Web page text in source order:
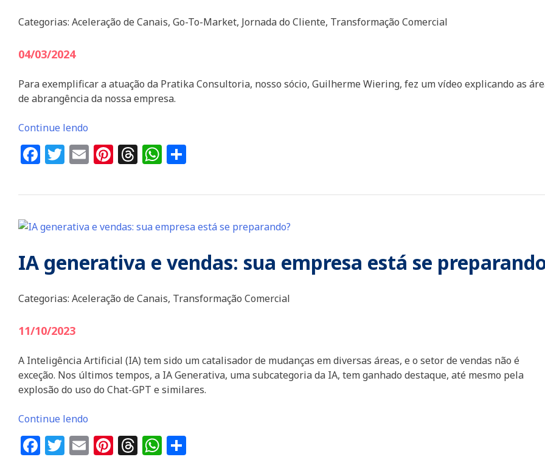
Categorias: Aceleração de Canais, Go-To-Market, Jornada do Cliente, Transformação Comercial
04/03/2024
Para exemplificar a atuação da Pratika Consultoria, nosso sócio, Guilherme Wiering, fez um vídeo explicando as
de abrangência da nossa empresa.
Continue lendo
Facebook
Twitter
EmailPinterest
Threads
WhatsApp
IA generativa e vendas: sua empresa está se
Categorias: Aceleração de Canais, Transformação Comercial
11/10/2023
A Inteligência Artificial (IA) tem sido um catalisador de mudanças em diversas áreas, e o setor de vendas não é
exceção. Nos últimos tempos, a IA Generativa, uma subcategoria da IA, tem ganhado destaque, até mesmo pela
explosão do uso do Chat-GPT e similares.
Continue lendo
Facebook
Twitter
EmailPinterest
Threads
WhatsApp